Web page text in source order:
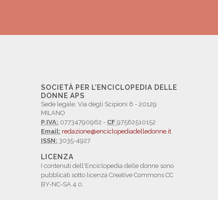
SOCIETÀ PER L'ENCICLOPEDIA DELLE
DONNE APS
Sede legale: Via degli Scipioni 6 - 20129
MILANO
P.IVA: 07734790962 - CF 97562510152
Email: redazione@enciclopediadelledonne.it
ISSN: 3035-4927
LICENZA
I contenuti dell'Enciclopedia delle donne sono
pubblicati sotto licenza Creative Commons CC
BY-NC-SA 4.0.